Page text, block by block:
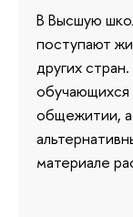
В Высшую
поступают
других
обучающихся
общежитии,
материале